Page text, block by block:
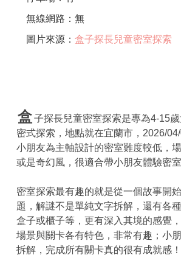
無線網路：無
圖片來源： 盒子探長兒童密室探索
盒子探長兒童密室探索是專為4-15
密式探索，地點就在宜蘭市，2026/
小朋友為主軸設計的密室難度較低，
或是奇幻風，很適合帶小朋友體驗密室
密室探索最有趣的就是從一個故事開
題，解謎不是單純文字拆解，還有各
盒子或櫃子等，更有深入其境的感覺
場景與關卡各有特色，非常有趣；小
拆解，完成所有關卡真的很有成就感！